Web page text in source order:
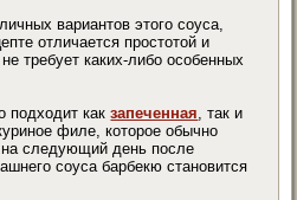
вариантов этого соуса,
отличается простотой и
требует каких-либо особенных
подходит какзапеченная, так и
филе, которое обычно
на следующий день после
соуса барбекю становится